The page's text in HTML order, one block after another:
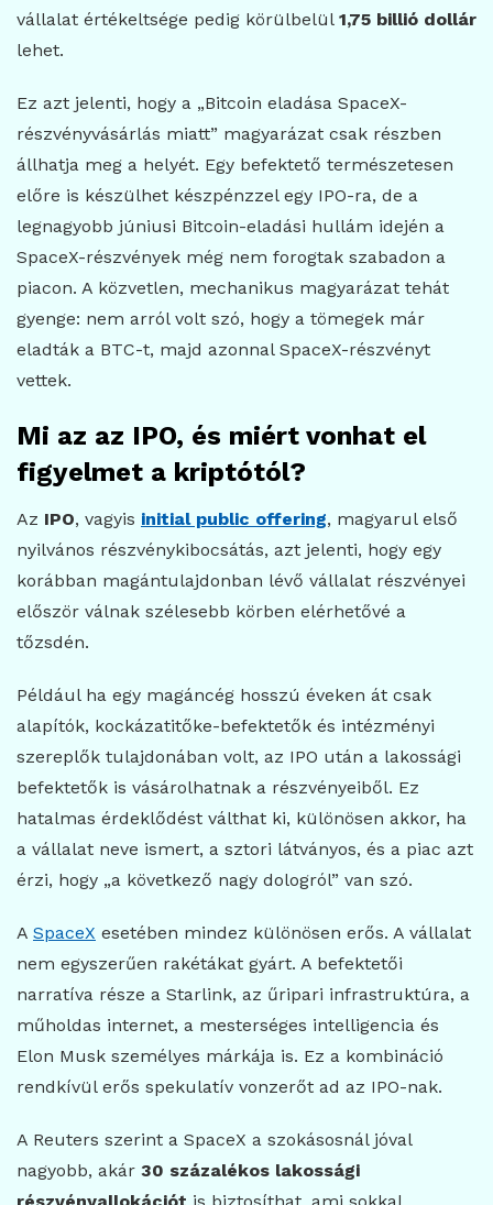
vállalat értékeltsége pedig körülbelül 1,75 billió dollár
lehet.
Ez azt jelenti, hogy a „Bitcoin eladása SpaceX-
részvényvásárlás miatt” magyarázat csak részben
állhatja meg a helyét. Egy befektető természetesen
előre is készülhet készpénzzel egy IPO-ra, de a
legnagyobb júniusi Bitcoin-eladási hullám idején a
SpaceX-részvények még nem forogtak szabadon a
piacon. A közvetlen, mechanikus magyarázat tehát
gyenge: nem arról volt szó, hogy a tömegek már
eladták a BTC-t, majd azonnal SpaceX-részvényt
vettek.
Mi az az IPO, és miért vonhat el
figyelmet a kriptótól?
Az IPO, vagyis initial public offering, magyarul első
nyilvános részvénykibocsátás, azt jelenti, hogy egy
korábban magántulajdonban lévő vállalat részvényei
először válnak szélesebb körben elérhetővé a
tőzsdén.
Például ha egy magáncég hosszú éveken át csak
alapítók, kockázatitőke-befektetők és intézményi
szereplők tulajdonában volt, az IPO után a lakossági
befektetők is vásárolhatnak a részvényeiből. Ez
hatalmas érdeklődést válthat ki, különösen akkor, ha
a vállalat neve ismert, a sztori látványos, és a piac azt
érzi, hogy „a következő nagy dologról” van szó.
A SpaceX esetében mindez különösen erős. A vállalat
nem egyszerűen rakétákat gyárt. A befektetői
narratíva része a Starlink, az űripari infrastruktúra, a
műholdas internet, a mesterséges intelligencia és
Elon Musk személyes márkája is. Ez a kombináció
rendkívül erős spekulatív vonzerőt ad az IPO-nak.
A Reuters szerint a SpaceX a szokásosnál jóval
nagyobb, akár 30 százalékos lakossági
részvényallokációt is biztosíthat, ami sokkal